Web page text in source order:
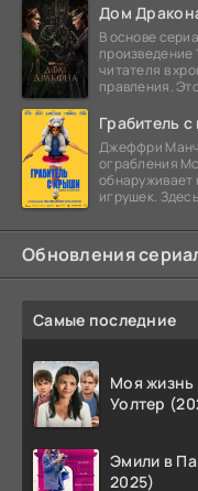
Дом
В основе
произведение
читателя в
правления.
Грабитель
Джеффри
ограбления
обнаруживает
игрушек.
Обновления
Самые последние
Моя жизнь
Уолтер
Эмили в
2025)